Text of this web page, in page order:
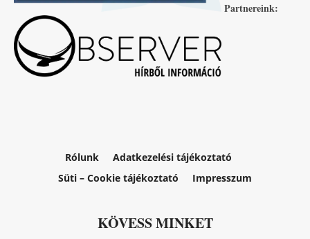
Partnereink:
Rólunk
Adatkezelési tájékoztató
Süti – Cookie tájékoztató
Impresszum
KÖVESS MINKET